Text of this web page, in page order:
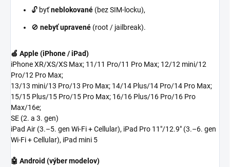
🔓 byťneblokované (bez SIM-locku),
🚫 nebyť upravené (root / jailbreak).
🍏 Apple (iPhone / iPad)
iPhone XR/XS/XS Max; 11/11 Pro/11 Pro Max; 12/12 mini/12
Pro/12 Pro Max;
13/13 mini/13 Pro/13 Pro Max; 14/14 Plus/14 Pro/14 Pro Max;
15/15 Plus/15 Pro/15 Pro Max; 16/16 Plus/16 Pro/16 Pro
Max/16e;
SE (2. a 3. gen)
iPad Air (3.–5. gen Wi-Fi + Cellular), iPad Pro 11"/12.9" (3.–6. gen
Wi-Fi + Cellular), iPad mini 5
🤖 Android (výber modelov)